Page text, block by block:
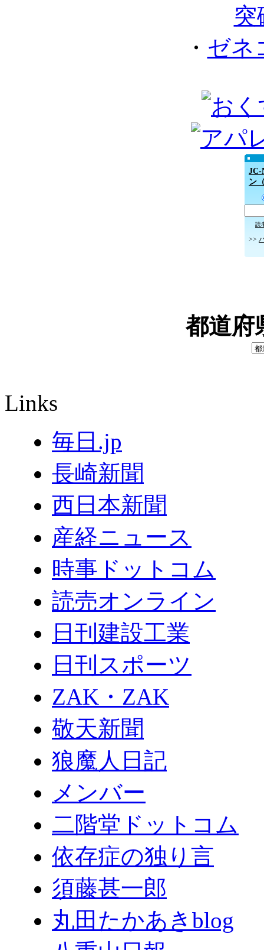
・ ゼネ
JC-
ン
読
>>
都道府
Links
毎日.jp
長崎新聞
西日本新聞
産経ニュース
時事ドットコム
読売オンライン
日刊建設工業
日刊スポーツ
ZAK・ZAK
敬天新聞
狼魔人日記
メンバー
二階堂ドットコム
依存症の独り言
須藤甚一郎
丸田たかあきblog